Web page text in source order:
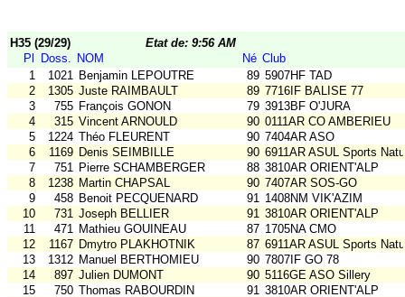
H35 (29/29)
Etat de: 9:56 AM
Pl
Doss. NOM Né Club
1
1021 Benjamin LEPOUTRE 89 5907HF TAD
2
1305 Juste RAIMBAULT 89 7716IF BALISE 77
3
755 François GONON 79 3913BF O'JURA
4
315 Vincent ARNOULD 90 0111AR CO AMBERIEU
5
1224 Théo FLEURENT 90 7404AR ASO
6
1169 Denis SEIMBILLE 90 6911AR ASUL Sports
7
751 Pierre SCHAMBERGER 88 3810AR ORIENT'ALP
8
1238 Martin CHAPSAL 90 7407AR SOS-GO
9
458 Benoit PECQUENARD 91 1408NM VIK'AZIM
10
731 Joseph BELLIER 91 3810AR ORIENT'ALP
11
471 Mathieu GOUINEAU 87 1705NA CMO
12
1167 Dmytro PLAKHOTNIK 87 6911AR ASUL Sports
13
1312 Manuel BERTHOMIEU 90 7807IF GO 78
14
897 Julien DUMONT 90 5116GE ASO Sillery
15
750 Thomas RABOURDIN 91 3810AR ORIENT'ALP